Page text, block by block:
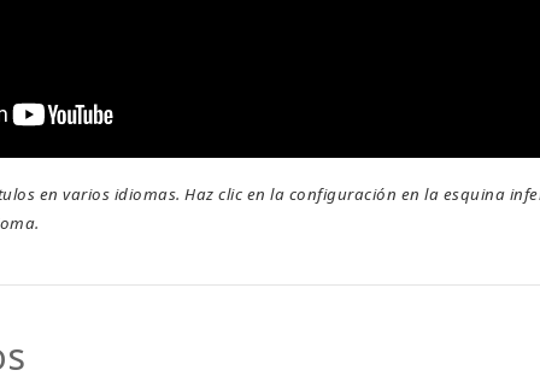
en varios idiomas. Haz clic en la configuración en la esquina